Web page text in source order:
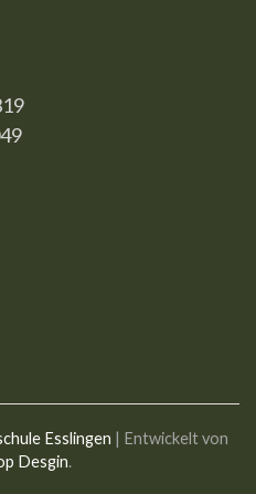
Esslingen | Entwickelt von
Desgin.